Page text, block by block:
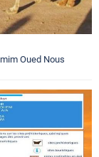
Oued Nous